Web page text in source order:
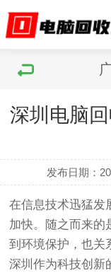
深圳电脑
发布日期：
在信息技术迅猛发
加快。随之而来的
到环境保护，也关
深圳作为科技创新